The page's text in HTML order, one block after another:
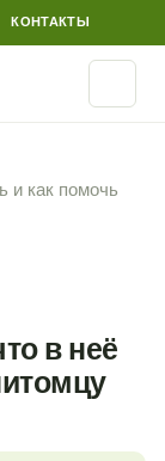
КОНТАКТЫ
и как помочь
в неё